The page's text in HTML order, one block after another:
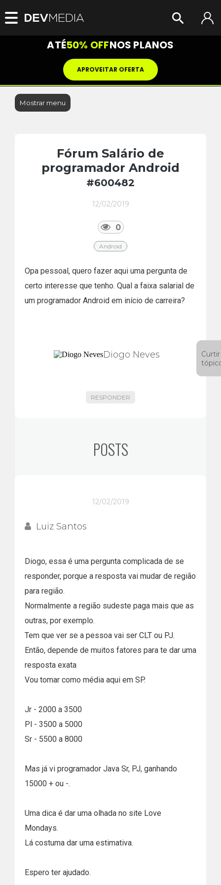
ATÉ50% OFFNOS PLANOS
APROVEITAR OFERTA
Mostrar menu
Fórum Salário de
programador Android
#600482
12/02/2019
0
Android
Opa pessoal, quero fazer aqui uma pergunta de
certo interesse que tenho. Qual a faixa salarial de
um programador Android em início de carreira?
Diogo Neves
Curtir
RESPONDER
POSTS
12/02/2019
Luiz Santos
Diogo, essa é uma pergunta complicada de se
responder, porque a resposta vai mudar de região
para região.
Normalmente a região sudeste paga mais que as
outras, por exemplo.
Tem que ver se a pessoa vai ser CLT ou PJ.
Então, depende de muitos fatores para te dar uma
resposta exata
Vou tomar como média aqui em SP.
Jr - 2000 a 3500
Pl - 3500 a 5000
Sr - 5500 a 8000
Mas já vi programador Java Sr, PJ, ganhando
15000 + ou -.
Uma dica é dar uma olhada no site Love
Mondays.
Lá costuma dar uma estimativa.
Espero ter ajudado.